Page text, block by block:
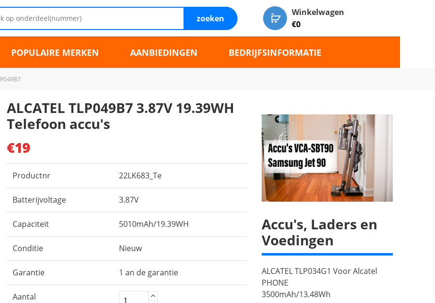
zoeken
Winkelwagen
€0
POPULAIRE MERKEN AANBIEDINGEN BEDRIJFSINFORMATIE
ALCATEL TLP049B7 3.87V 19.39WH
Telefoon accu's
€19
Productnr 22LK683_Te
Batterijvoltage 3.87V
Capaciteit 5010mAh/19.39WH
Conditie Nieuw
Garantie 1 an de garantie
Aantal
Accu's, Laders en
Voedingen
ALCATEL TLP034G1 Voor Alcatel
PHONE
3500mAh/13.48Wh